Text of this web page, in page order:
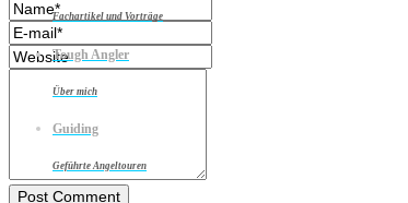
Fachartikel und Vorträge
Tough Angler
Über mich
Guiding
Geführte Angeltouren